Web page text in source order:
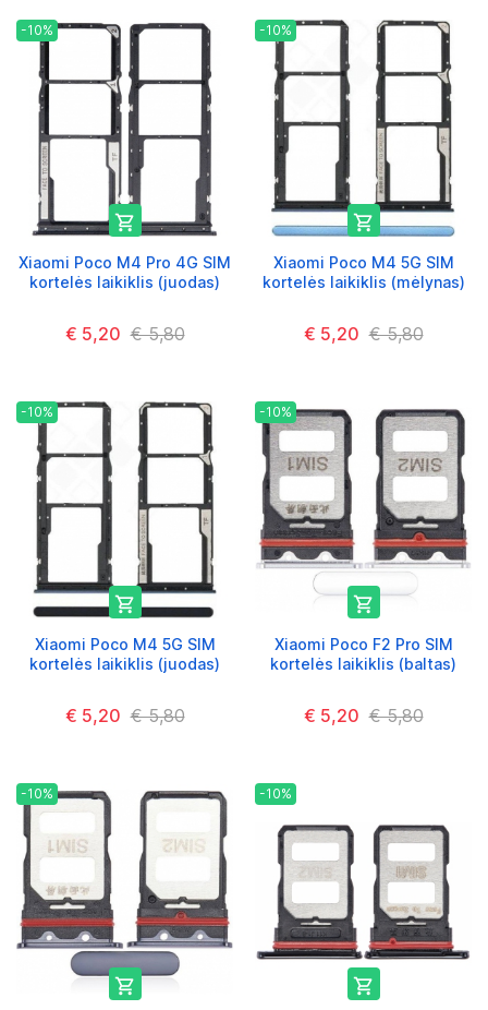
-10%

Xiaomi Poco M4 Pro 4G SIM
kortelės laikiklis (juodas)
€ 5,20 € 5,80
-10%

Xiaomi Poco M4 5G SIM
kortelės laikiklis (mėlynas)
€ 5,20 € 5,80
-10%

Xiaomi Poco M4 5G SIM
kortelės laikiklis (juodas)
€ 5,20 € 5,80
-10%

Xiaomi Poco F2 Pro SIM
kortelės laikiklis (baltas)
€ 5,20 € 5,80
-10%

-10%
